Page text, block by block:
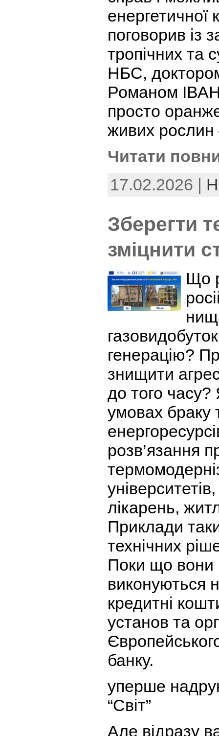
енергетичної
поговорив із
тропічних та
НБС,
Романом
просто
живих
Читати
17.02.2026 |
Зберегти
зміцнити
Що
генерацію?
знищити
до того часу?
умовах браку
розв’язання
лікарень,
Приклади
технічних
Поки що вони
виконуються
кредитні
установ та
банку.
уперше
“Світ”
Але відразу